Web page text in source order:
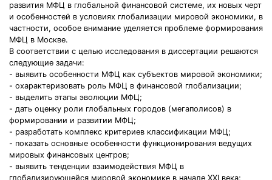
развития МФЦ в глобальной финансовой системе, их новых черт
и особенностей в условиях глобализации мировой экономики, в
частности, особое внимание уделяется проблеме формирования
МФЦ в Москве.
В соответствии с целью исследования в диссертации решаются
следующие задачи:
- выявить особенности МФЦ как субъектов мировой экономики;
- охарактеризовать роль МФЦ в финансовой глобализации;
- выделить этапы эволюции МФЦ;
- дать оценку роли глобальных городов (мегаполисов) в
формировании и развитии МФЦ;
- разработать комплекс критериев классификации МФЦ;
- показать основные особенности функционирования ведущих
мировых финансовых центров;
- выявить тенденции взаимодействия МФЦ в
глобализирующейся мировой экономике в начале XXI века;